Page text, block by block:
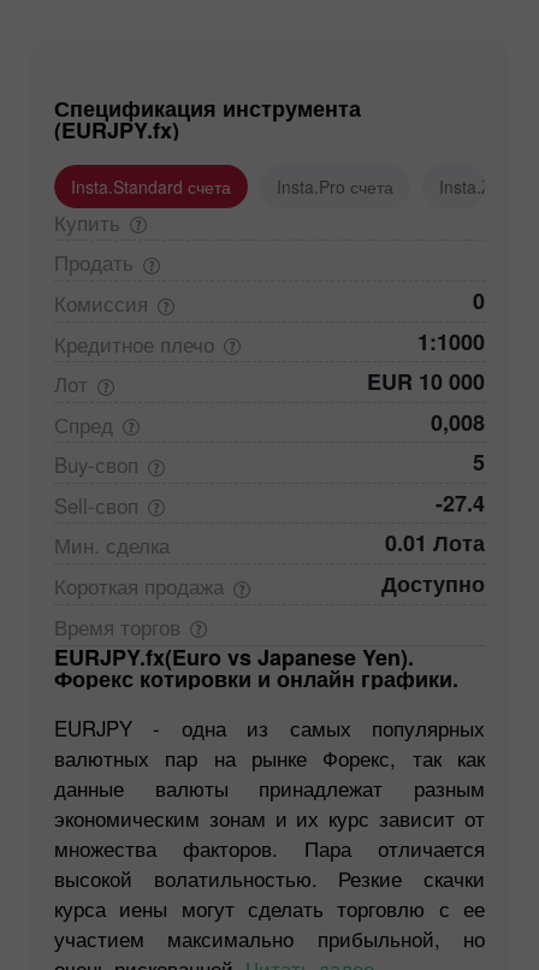
Спецификация инструмента
(EURJPY.fx)
Insta.Standard счета Insta.Pro счета Insta.Zero
Купить
Продать
Комиссия
0
Кредитное плечо 1:1000
Лот EUR 10 000
Спред 0,008
Buy-своп 5
Sell-своп -27.4
Мин. сделка 0.01 Лота
Короткая продажа Доступно
Время торгов
EURJPY.fx(Euro vs Japanese Yen).
Форекс котировки и онлайн графики.
EURJPY - одна из самых популярных
валютных пар на рынке Форекс, так как
данные валюты принадлежат разным
экономическим зонам и их курс зависит от
множества факторов. Пара отличается
высокой волатильностью. Резкие скачки
курса иены могут сделать торговлю с ее
участием максимально прибыльной, но